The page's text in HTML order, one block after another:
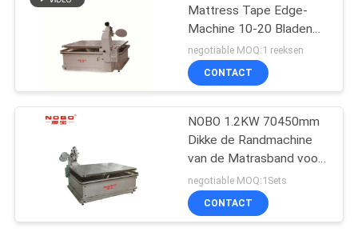
De Machine van de
matrascompressie
Mattress Tape Edge-
Machine 10-20 Bladen
per Uren
negotiable MOQ:1 reeksen
CONTACT
NOBO 1.2KW 70450mm
Dikke de Randmachine
van de Matrasband voor
Slaapzak
negotiable MOQ:1Sets
CONTACT